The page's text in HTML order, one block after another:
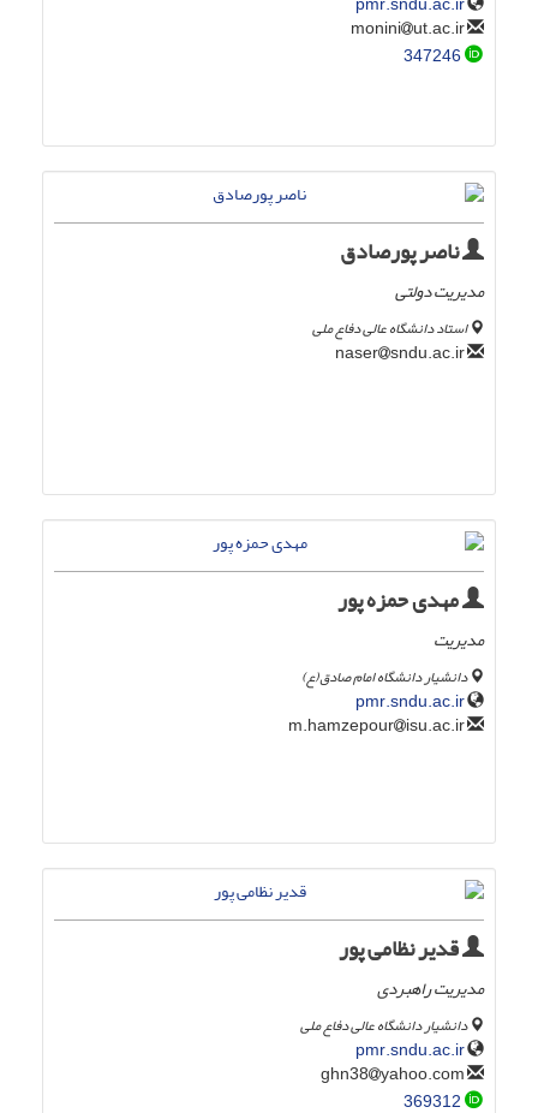
ut.ac.ir
347246
ناصر پورصادق
مدیریت دولتی
استاد دانشگاه عالی دفاع ملی
sndu.ac.ir
مهدی حمزه پور
مدیریت
دانشیار دانشگاه امام صادق(ع)
pmr.sndu.ac.ir
isu.ac.ir
قدیر نظامی پور
مدیریت راهبردی
دانشیار دانشگاه عالی دفاع ملی
pmr.sndu.ac.ir
yahoo.com
369312